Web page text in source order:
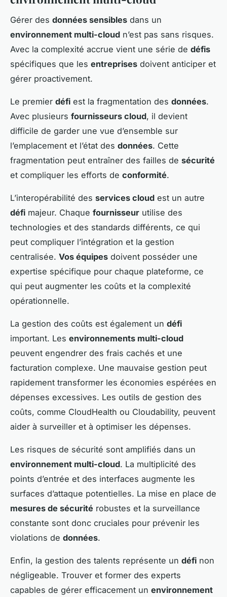
Gérer des données sensibles dans un
environnement multi-cloud n’est pas sans risques.
Avec la complexité accrue vient une série de défis
spécifiques que les entreprises doivent anticiper et
gérer proactivement.
Le premier défi est la fragmentation des données.
Avec plusieurs fournisseurs cloud, il devient
difficile de garder une vue d’ensemble sur
l’emplacement et l’état des données. Cette
fragmentation peut entraîner des failles de sécurité
et compliquer les efforts de conformité.
L’interopérabilité des services cloud est un autre
défi majeur. Chaque fournisseur utilise des
technologies et des standards différents, ce qui
peut compliquer l’intégration et la gestion
centralisée. Vos équipes doivent posséder une
expertise spécifique pour chaque plateforme, ce
qui peut augmenter les coûts et la complexité
opérationnelle.
La gestion des coûts est également un défi
important. Les environnements multi-cloud
peuvent engendrer des frais cachés et une
facturation complexe. Une mauvaise gestion peut
rapidement transformer les économies espérées en
dépenses excessives. Les outils de gestion des
coûts, comme CloudHealth ou Cloudability, peuvent
aider à surveiller et à optimiser les dépenses.
Les risques de sécurité sont amplifiés dans un
environnement multi-cloud. La multiplicité des
points d’entrée et des interfaces augmente les
surfaces d’attaque potentielles. La mise en place de
mesures de sécurité robustes et la surveillance
constante sont donc cruciales pour prévenir les
violations de données.
Enfin, la gestion des talents représente un défi non
négligeable. Trouver et former des experts
capables de gérer efficacement un environnement